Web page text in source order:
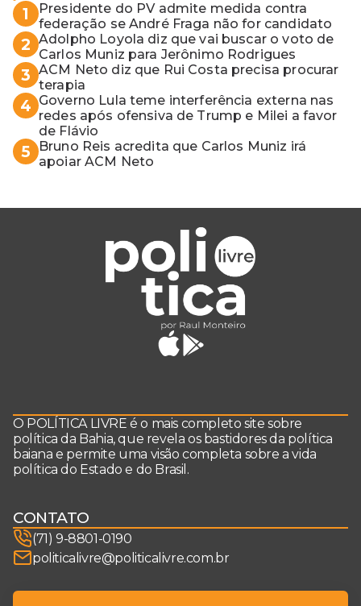
1
Presidente do PV admite medida contra
federação se André Fraga não for candidato
2 Adolpho Loyola diz que vai buscar o voto de
Carlos Muniz para Jerônimo Rodrigues
3 ACM Neto diz que Rui Costa precisa procurar
terapia
4 Governo Lula teme interferência externa nas
redes após ofensiva de Trump e Milei a favor
de Flávio
5
Bruno Reis acredita que Carlos Muniz irá
apoiar ACM Neto
O POLÍTICA LIVRE é o mais completo site sobre
política da Bahia, que revela os bastidores da política
baiana e permite uma visão completa sobre a vida
política do Estado e do Brasil.
CONTATO
(71) 9-8801-0190
politicalivre@politicalivre.com.br